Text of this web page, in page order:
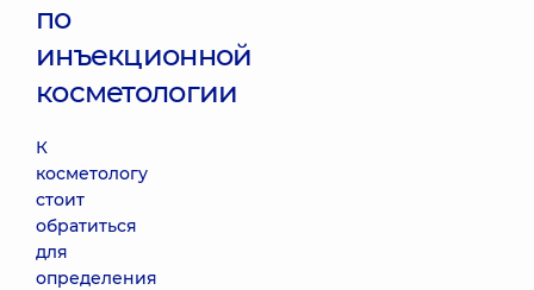
по
инъекционной
косметологии
К
косметологу
стоит
обратиться
для
определения